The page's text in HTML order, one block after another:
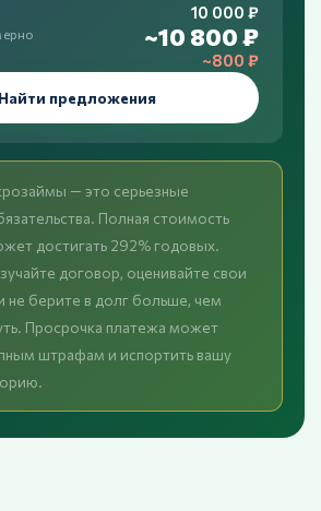
10 000 ₽
~10 800 ₽
~800 ₽
Найти предложения
— это серьезные
Полная стоимость
достигать 292% годовых.
договор, оценивайте свои
не берите в долг больше, чем
Просрочка платежа может
штрафам и испортить вашу